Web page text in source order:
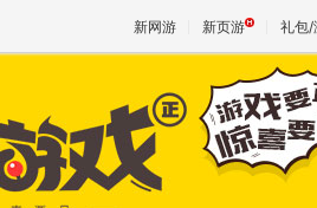
新网游 新页游 礼包/